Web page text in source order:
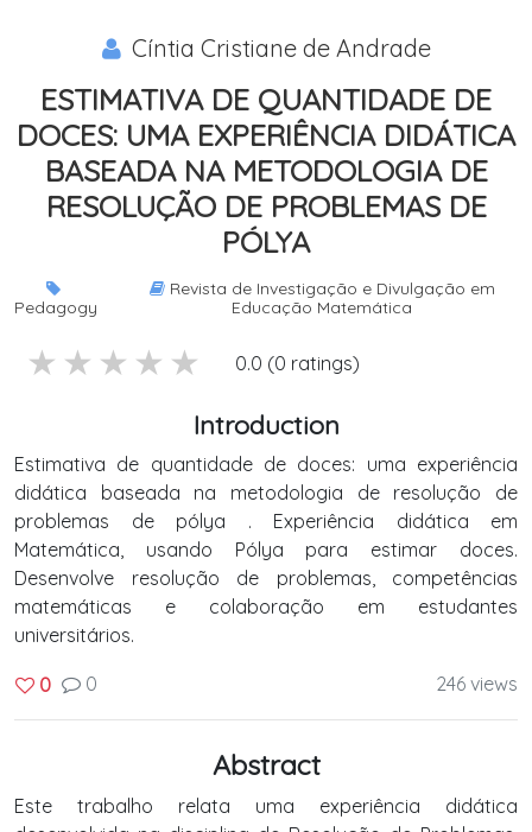
Cíntia Cristiane de Andrade
ESTIMATIVA DE QUANTIDADE DE
DOCES: UMA EXPERIÊNCIA DIDÁTICA
BASEADA NA METODOLOGIA DE
RESOLUÇÃO DE PROBLEMAS DE
PÓLYA
Pedagogy
Revista de Investigação e Divulgação em
Educação Matemática
1 stars
2 stars
3 stars
4 stars
5 stars 0.0 (0 ratings)
Introduction
Estimativa de quantidade de doces: uma experiência
didática baseada na metodologia de resolução de
problemas de pólya . Experiência didática em
Matemática, usando Pólya para estimar doces.
Desenvolve resolução de problemas, competências
matemáticas e colaboração em estudantes
universitários.
0 0 246 views
Abstract
Este trabalho relata uma experiência didática